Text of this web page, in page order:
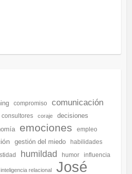
compromiso comunicación
consultores coraje
decisiones
emociones empleo
gestión del miedo
habilidades
humildad humor influencia
inteligencia relacional
José